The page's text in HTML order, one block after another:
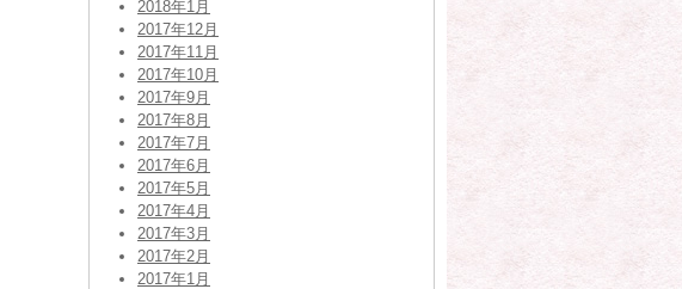
2018年1月
2017年12月
2017年11月
2017年10月
2017年9月
2017年8月
2017年7月
2017年6月
2017年5月
2017年4月
2017年3月
2017年2月
2017年1月